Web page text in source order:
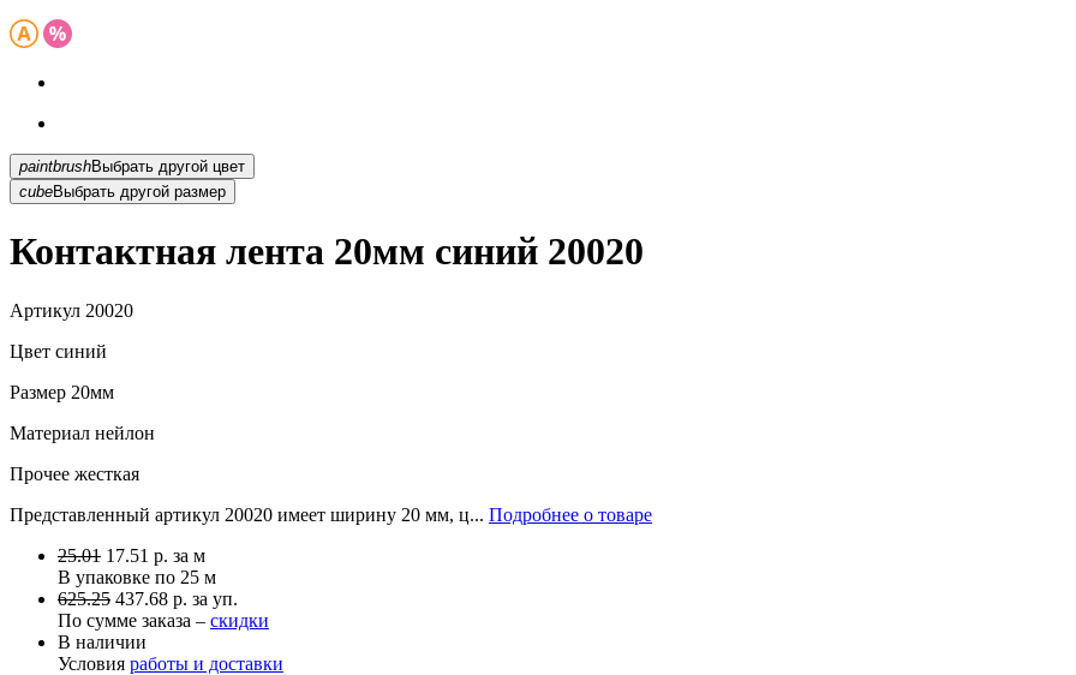
paintbrush
Выбрать другой цвет
cubeВыбрать другой размер
Контактная лента 20мм синий 20020
Артикул 20020
Цвет синий
Размер 20мм
Материал нейлон
Прочее жесткая
Представленный артикул 20020 имеет ширину 20 мм, ц... Подробнее о товаре
25.01 17.51 р. за м
В упаковке по 25 м
625.25 437.68 р. за уп.
По сумме заказа – скидки
В наличии
Условия работы и доставки